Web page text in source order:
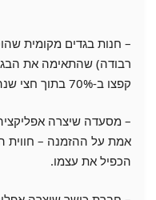
רבודה) שהתאימה את
קפצו ב-70% בתוך חצי שנה!
– מסעדה שיצרה
אמת על ההזמנה –
הכפיל את עצמו.